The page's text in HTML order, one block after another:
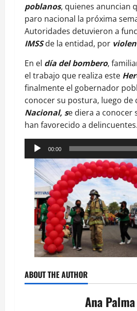
poblanos, quienes anuncian
paro nacional la próxima
Autoridades detuvieron a
IMSSde la entidad, por
En el día del bombero,
el trabajo que realiza este
finalmente el gobernador
conocer su postura, luego de
Nacional, se diera a conocer
han favorecido a delincuentes.
Reproductor
de
audio
00:00
ABOUT THE AUTHOR
Ana Palma